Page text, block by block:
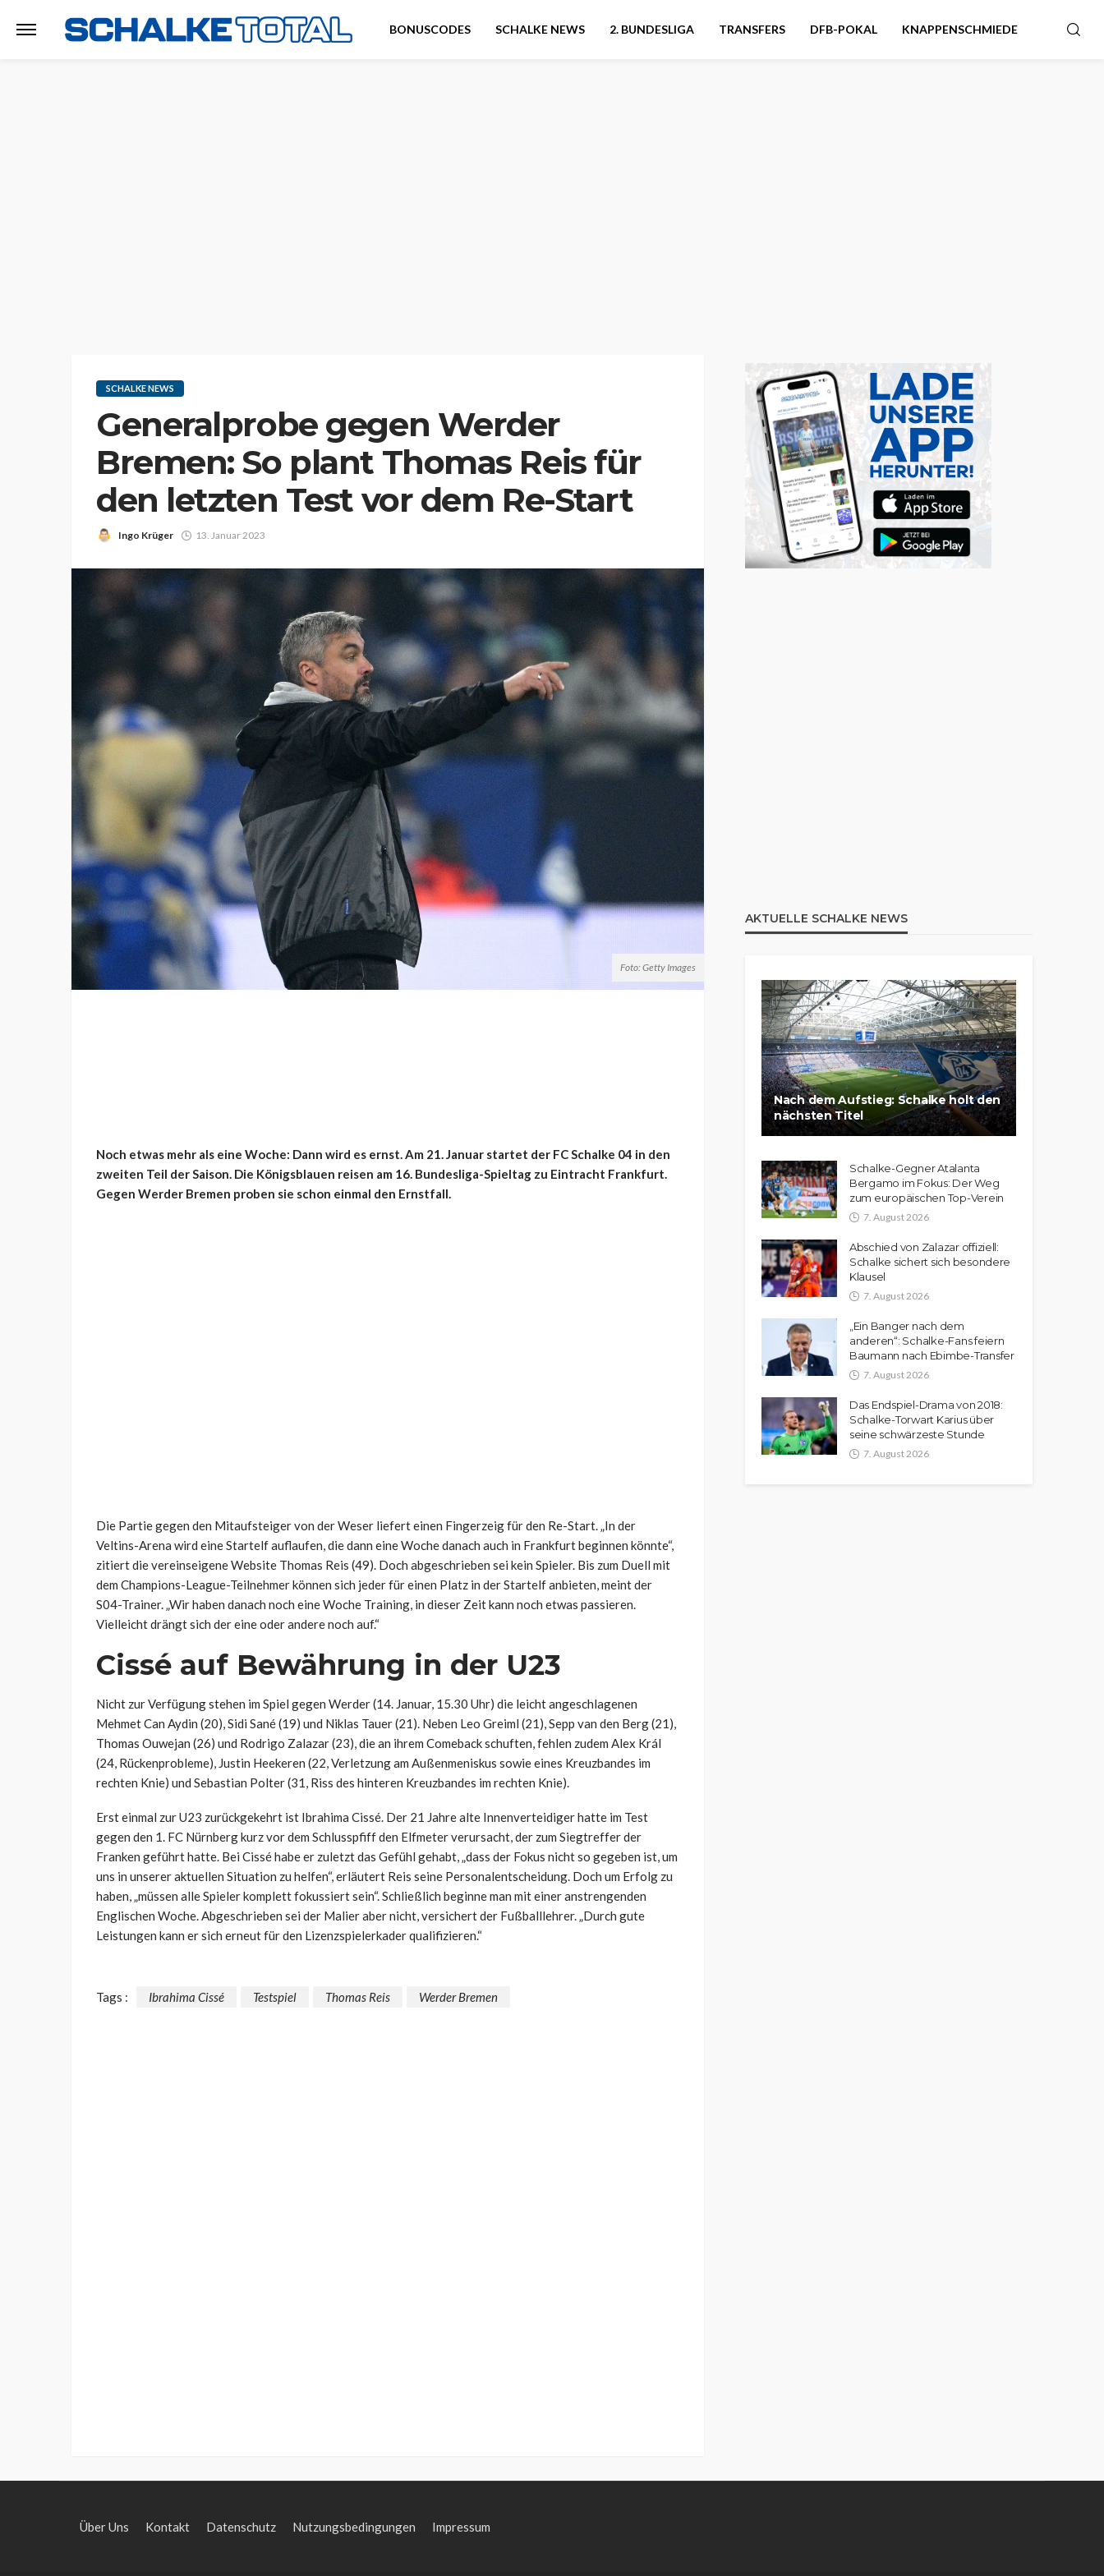
BONUSCODES SCHALKE NEWS 2. BUNDESLIGA TRANSFERS DFB-POKAL KNAPPENSCHMIEDE
SCHALKE NEWS
Generalprobe gegen Werder
Bremen: So plant Thomas Reis für
den letzten Test vor dem Re-Start
Ingo Krüger 13. Januar 2023
Foto: Getty Images
Noch etwas mehr als eine Woche: Dann wird es ernst. Am 21. Januar startet der FC Schalke 04 in den
zweiten Teil der Saison. Die Königsblauen reisen am 16. Bundesliga-Spieltag zu Eintracht Frankfurt.
Gegen Werder Bremen proben sie schon einmal den Ernstfall.
Die Partie gegen den Mitaufsteiger von der Weser liefert einen Fingerzeig für den Re-Start. „In der
Veltins-Arena wird eine Startelf auflaufen, die dann eine Woche danach auch in Frankfurt beginnen könnte“,
zitiert die vereinseigene Website Thomas Reis (49). Doch abgeschrieben sei kein Spieler. Bis zum Duell mit
dem Champions-League-Teilnehmer können sich jeder für einen Platz in der Startelf anbieten, meint der
S04-Trainer. „Wir haben danach noch eine Woche Training, in dieser Zeit kann noch etwas passieren.
Vielleicht drängt sich der eine oder andere noch auf.“
Cissé auf Bewährung in der U23
Nicht zur Verfügung stehen im Spiel gegen Werder (14. Januar, 15.30 Uhr) die leicht angeschlagenen
Mehmet Can Aydin (20), Sidi Sané (19) und Niklas Tauer (21). Neben Leo Greiml (21), Sepp van den Berg (21),
Thomas Ouwejan (26) und Rodrigo Zalazar (23), die an ihrem Comeback schuften, fehlen zudem Alex Král
(24, Rückenprobleme), Justin Heekeren (22, Verletzung am Außenmeniskus sowie eines Kreuzbandes im
rechten Knie) und Sebastian Polter (31, Riss des hinteren Kreuzbandes im rechten Knie).
Erst einmal zur U23 zurückgekehrt ist Ibrahima Cissé. Der 21 Jahre alte Innenverteidiger hatte im Test
gegen den 1. FC Nürnberg kurz vor dem Schlusspfiff den Elfmeter verursacht, der zum Siegtreffer der
Franken geführt hatte. Bei Cissé habe er zuletzt das Gefühl gehabt, „dass der Fokus nicht so gegeben ist, um
uns in unserer aktuellen Situation zu helfen“, erläutert Reis seine Personalentscheidung. Doch um Erfolg zu
haben, „müssen alle Spieler komplett fokussiert sein“. Schließlich beginne man mit einer anstrengenden
Englischen Woche. Abgeschrieben sei der Malier aber nicht, versichert der Fußballlehrer. „Durch gute
Leistungen kann er sich erneut für den Lizenzspielerkader qualifizieren.“
Tags : Ibrahima Cissé Testspiel Thomas Reis Werder Bremen
AKTUELLE SCHALKE NEWS
Nach dem Aufstieg: Schalke holt den
nächsten Titel
Schalke-Gegner Atalanta
Bergamo im Fokus: Der Weg
zum europäischen Top-Verein
7. August 2026
Abschied von Zalazar offiziell:
Schalke sichert sich besondere
Klausel
7. August 2026
„Ein Banger nach dem
anderen“: Schalke-Fans feiern
Baumann nach Ebimbe-Transfer
7. August 2026
Das Endspiel-Drama von 2018:
Schalke-Torwart Karius über
seine schwärzeste Stunde
7. August 2026
Über Uns Kontakt Datenschutz Nutzungsbedingungen Impressum